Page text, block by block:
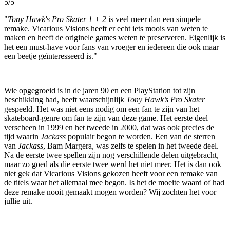
5/5
"Tony Hawk's Pro Skater 1 + 2 is veel meer dan een simpele
remake. Vicarious Visions heeft er echt iets moois van weten te
maken en heeft de originele games weten te preserveren. Eigenlijk is
het een must-have voor fans van vroeger en iedereen die ook maar
een beetje geïnteresseerd is."
Wie opgegroeid is in de jaren 90 en een PlayStation tot zijn
beschikking had, heeft waarschijnlijk Tony Hawk’s Pro Skater
gespeeld. Het was niet eens nodig om een fan te zijn van het
skateboard-genre om fan te zijn van deze game. Het eerste deel
verscheen in 1999 en het tweede in 2000, dat was ook precies de
tijd waarin Jackass populair begon te worden. Een van de sterren
van Jackass, Bam Margera, was zelfs te spelen in het tweede deel.
Na de eerste twee spellen zijn nog verschillende delen uitgebracht,
maar zo goed als die eerste twee werd het niet meer. Het is dan ook
niet gek dat Vicarious Visions gekozen heeft voor een remake van
de titels waar het allemaal mee begon. Is het de moeite waard of had
deze remake nooit gemaakt mogen worden? Wij zochten het voor
jullie uit.